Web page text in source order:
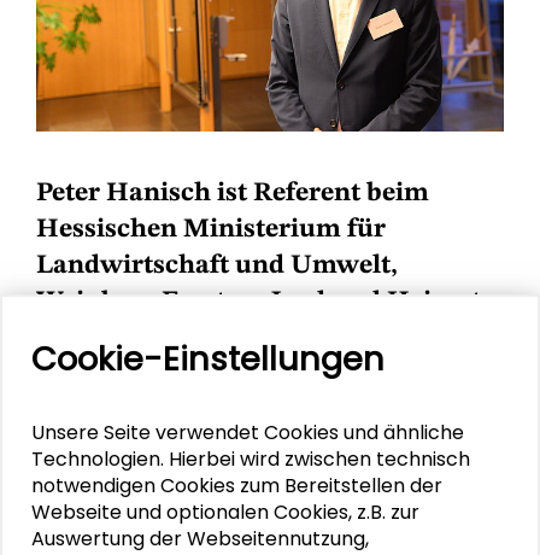
Peter Hanisch ist Referent beim
Hessischen Ministerium für
Landwirtschaft und Umwelt,
Weinbau, Forsten, Jagd und Heimat.
Peter Hanisch studierte Chemie und
Energietechnik in Frankfurt und Trier.
2023/2024 war er Fellow des Mercator
Cookie-Einstellungen
Unsere Seite verwendet Cookies und ähnliche
Technologien. Hierbei wird zwischen technisch
notwendigen Cookies zum Bereitstellen der
Webseite und optionalen Cookies, z.B. zur
Auswertung der Webseitennutzung,